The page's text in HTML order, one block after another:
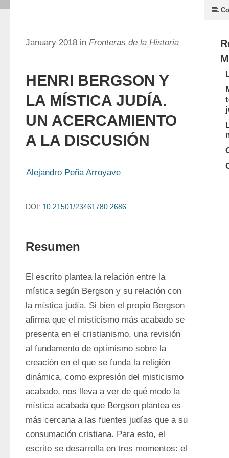
January 2018 in Fronteras de la Historia
HENRI BERGSON Y
LA MÍSTICA JUDÍA.
UN ACERCAMIENTO
A LA DISCUSIÓN
Alejandro Peña Arroyave
DOI: 10.21501/23461780.2686
Resumen
El escrito plantea la relación entre la
mística según Bergson y su relación con
la mística judía. Si bien el propio Bergson
afirma que el misticismo más acabado se
presenta en el cristianismo, una revisión
al fundamento de optimismo sobre la
creación en el que se funda la religión
dinámica, como expresión del misticismo
acabado, nos lleva a ver de qué modo la
mística acabada que Bergson plantea es
más cercana a las fuentes judías que a su
consumación cristiana. Para esto, el
escrito se desarrolla en tres momentos: el